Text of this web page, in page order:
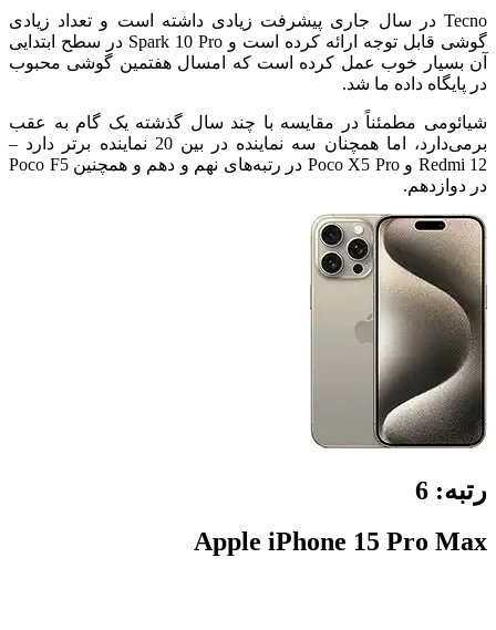
Tecno در سال جاری پیشرفت زیادی داشته است و تعداد زیادی
گوشی قابل توجه ارائه کرده است و Spark 10 Pro در سطح ابتدایی
آن بسیار خوب عمل کرده است که امسال هفتمین گوشی محبوب
در پایگاه داده ما شد.
شیائومی مطمئناً در مقایسه با چند سال گذشته یک گام به عقب
برمی‌دارد، اما همچنان سه نماینده در بین 20 نماینده برتر دارد –
Redmi 12 و Poco X5 Pro در رتبه‌های نهم و دهم و همچنین Poco F5
در دوازدهم.
رتبه: 6
Apple iPhone 15 Pro Max